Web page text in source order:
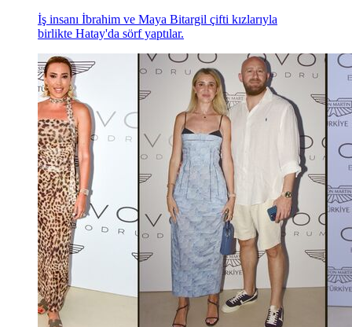
İş insanı İbrahim ve Maya Bitargil çifti kızlarıyla
birlikte Hatay'da sörf yaptılar.